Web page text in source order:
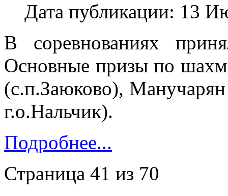
Дата публикации: 13
В соревнованиях
Основные призы по
(с.п.Заюково),
г.о.Нальчик).
Подробнее...
Страница 41 из 70